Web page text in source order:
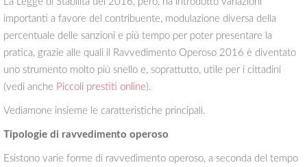
importanti a favore del contribuente, modulazione diversa della
percentuale delle sanzioni e più tempo per poter presentare la
pratica, grazie alle quali il Ravvedimento Operoso 2016 è diventato
uno strumento molto più snello e, soprattutto, utile per i cittadini
(vedi anche Piccoli prestiti online).
Vediamone insieme le caratteristiche principali.
Tipologie di ravvedimento operoso
Esistono varie forme di ravvedimento operoso, a seconda del tempo